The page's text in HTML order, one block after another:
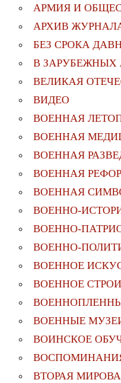
АРМИЯ И
АРХИВ
БЕЗ СРОКА
В ЗАРУБЕЖНЫХ
ВЕЛИКАЯ
ВИДЕО
ВОЕННАЯ
ВОЕННАЯ
ВОЕННАЯ
ВОЕННАЯ
ВОЕННАЯ
ВОЕННО-
ВОЕННО-
ВОЕННО-
ВОЕННОЕ
ВОЕННОЕ
ВОЕННЫЕ
ВОИНСКОЕ
ВТОРАЯ